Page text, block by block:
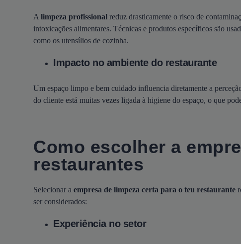
A limpeza profissional reduz drasticamente o risco de
intoxicações alimentares. Técnicas e produtos específicos são
como os utensílios de cozinha.
Impacto no ambiente do restaurante
Um espaço limpo e bem cuidado influencia diretamente a
do cliente está muitas vezes ligada à higiene do espaço, o que
Como escolher a
restaurantes
Selecionar a empresa de limpeza certa para o teu restaurante
ser considerados:
Experiência no setor